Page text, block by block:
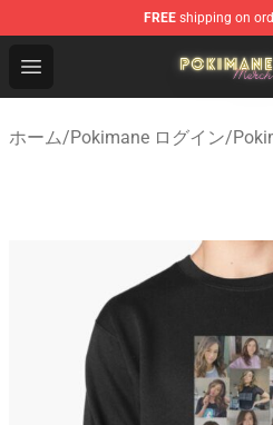
FREE shipping on
Open menu
Pokimane Store - Official
ホーム/Pokimane ログイン/